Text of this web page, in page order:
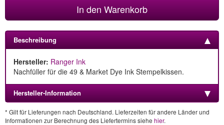
In den Warenkorb
Beschreibung
Hersteller: Ranger Ink
Nachfüller für die 49 & Market Dye Ink Stempelkissen.
Hersteller-Information
* Gilt für Lieferungen nach Deutschland. Lieferzeiten für andere Länder und
Informationen zur Berechnung des Liefertermins siehe hier.